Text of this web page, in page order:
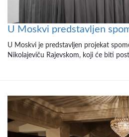
U Moskvi predstavljen
U Moskvi je predstavljen projekat
Nikolajeviču Rajevskom, koji će biti